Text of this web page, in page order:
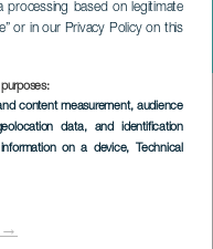
based on legitimate
or in our Privacy Policy on this
content measurement, audience
data, and identification
on a device, Technical
→